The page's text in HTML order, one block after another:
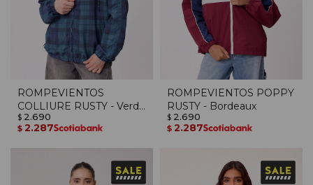
ROMPEVIENTOS
COLLIURE RUSTY - Verde
Oscuro
$ 2.690
$ 2.287
ROMPEVIENTOS POPPY
RUSTY - Bordeaux
$ 2.690
$ 2.287